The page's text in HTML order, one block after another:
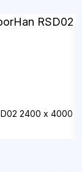
2400 х 4000